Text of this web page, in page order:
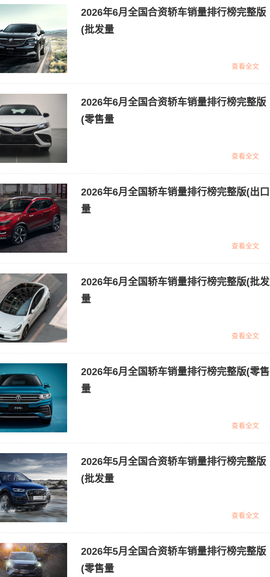
2026年6月全国合资轿车销量排行榜完整版
(批发量
查看全文
2026年6月全国合资轿车销量排行榜完整版
(零售量
查看全文
2026年6月全国轿车销量排行榜完整版(出口
量
查看全文
2026年6月全国轿车销量排行榜完整版(批发
量
查看全文
2026年6月全国轿车销量排行榜完整版(零售
量
查看全文
2026年5月全国合资轿车销量排行榜完整版
(批发量
查看全文
2026年5月全国合资轿车销量排行榜完整版
(零售量